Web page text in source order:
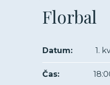
Florbal
Datum: 1.
Čas: